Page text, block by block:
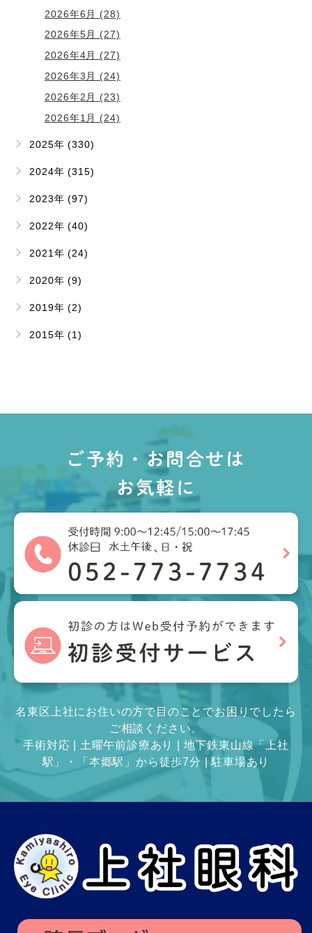
2026年6月 (28)
2026年5月 (27)
2026年4月 (27)
2026年3月 (24)
2026年2月 (23)
2026年1月 (24)
2025年 (330)
2024年 (315)
2023年 (97)
2022年 (40)
2021年 (24)
2020年 (9)
2019年 (2)
2015年 (1)
ご予約・お問合せは
お気軽に
名東区上社にお住いの方で目のことでお困りでしたら
ご相談ください。
手術対応 | 土曜午前診療あり | 地下鉄東山線「上社
駅」・「本郷駅」から徒歩7分 | 駐車場あり